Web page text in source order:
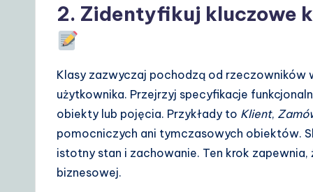
2. Zidentyfikuj kluczowe
Klasy zazwyczaj pochodzą od rzeczowników
użytkownika. Przejrzyj specyfikacje
obiekty lub pojęcia. Przykłady to Klient,
pomocniczych ani tymczasowych obiektów.
istotny stan i zachowanie. Ten krok
biznesowej.